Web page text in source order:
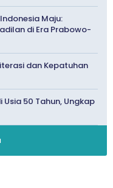
Maju:
di Era Prabowo-
dan Kepatuhan
Usia 50 Tahun, Ungkap